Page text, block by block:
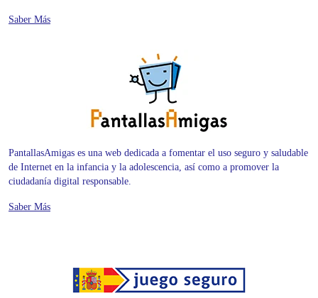
Saber Más
PantallasAmigas es una web dedicada a fomentar el uso seguro y saludable
de Internet en la infancia y la adolescencia, así como a promover la
ciudadanía digital responsable.
Saber Más